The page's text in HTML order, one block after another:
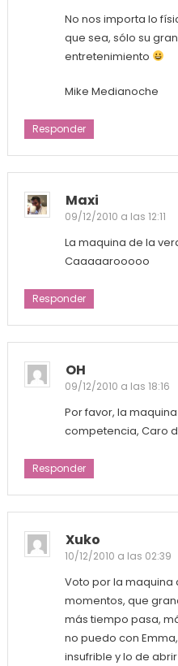
No nos importa lo
que sea, sólo su
entretenimiento
Mike Medianoche
Responder
Maxi
09/12/2010 a las 12:11
La maquina de la
Caaaaarooooo
Responder
OH
09/12/2010 a las 18:16
Por favor, la
competencia, Caro
Responder
Xuko
10/12/2010 a las 02:39
Voto por la maquina
momentos, que
más tiempo pasa,
no puedo con
insufrible y lo de